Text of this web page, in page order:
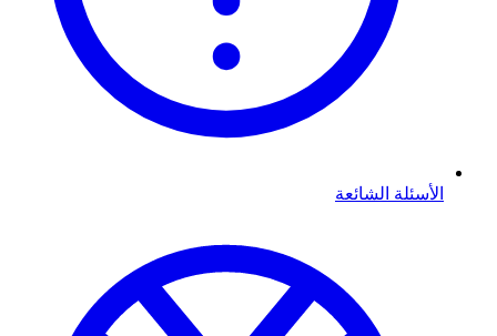
الأسئلة الشائعة